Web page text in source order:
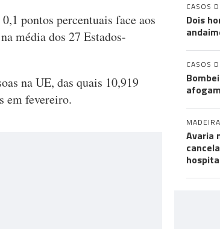
pontos percentuais face aos
média dos 27 Estados-
na UE, das quais 10,919
em fevereiro.
CASOS
Dois
CASOS
MADEIRA
Avaria